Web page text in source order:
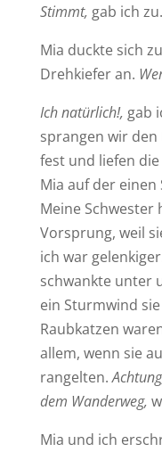
Stimmt, gab ich zu.
Mia duckte sich
Drehkiefer an.
Ich natürlich!, gab
sprangen wir den
fest und liefen
Mia auf der einen
Meine Schwester
Vorsprung, weil
ich war
schwankte unter
ein Sturmwind
Raubkatzen
allem, wenn sie
rangelten.
dem Wanderweg,
Mia und ich